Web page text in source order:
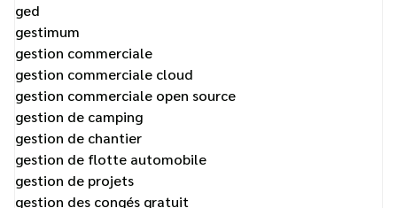
ged
gestimum
gestion commerciale
gestion commerciale cloud
gestion commerciale open source
gestion de camping
gestion de chantier
gestion de flotte automobile
gestion de projets
gestion des congés gratuit